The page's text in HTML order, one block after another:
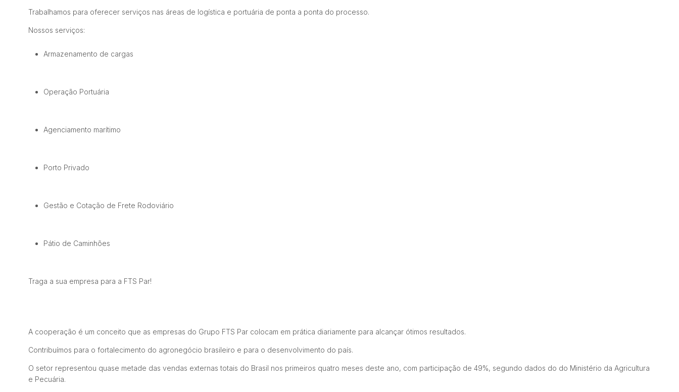
Trabalhamos para oferecer serviços nas áreas de logística e portuária de ponta a ponta do processo.
Nossos serviços:
Armazenamento de cargas
Operação Portuária
Agenciamento marítimo
Porto Privado
Gestão e Cotação de Frete Rodoviário
Pátio de Caminhões
Traga a sua empresa para a FTS Par!
A cooperação é um conceito que as empresas do Grupo FTS Par colocam em prática diariamente para alcançar ótimos resultados.
Contribuímos para o fortalecimento do agronegócio brasileiro e para o desenvolvimento do país.
O setor representou quase metade das vendas externas totais do Brasil nos primeiros quatro meses deste ano, com participação de 49%, segundo dados do do Ministério da Agricultura
e Pecuária.